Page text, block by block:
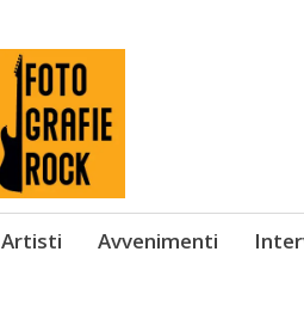
Artisti Avvenimenti